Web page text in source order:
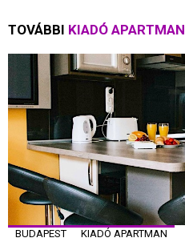
TOVÁBBI KIADÓ APARTMAN
BUDAPEST KIADÓ APARTMAN